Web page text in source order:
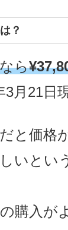
？
ら
3月21日
と価格
いとい
購入が